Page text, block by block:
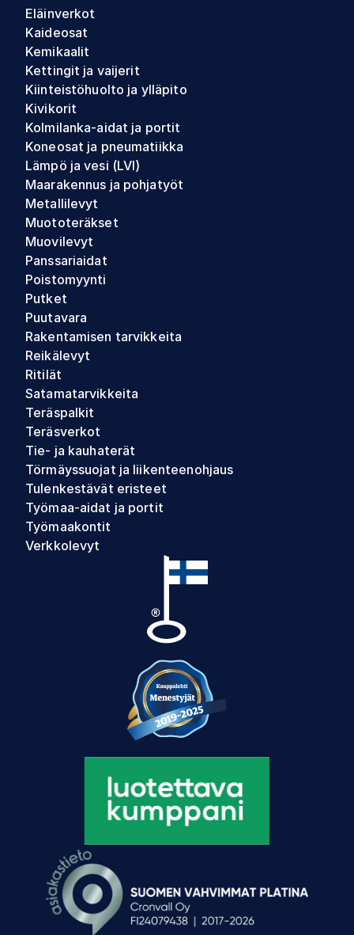
Eläinverkot
Kaideosat
Kemikaalit
Kettingit ja vaijerit
Kiinteistöhuolto ja ylläpito
Kivikorit
Kolmilanka-aidat ja portit
Koneosat ja pneumatiikka
Lämpö ja vesi (LVI)
Maarakennus ja pohjatyöt
Metallilevyt
Muototeräkset
Muovilevyt
Panssariaidat
Poistomyynti
Putket
Puutavara
Rakentamisen tarvikkeita
Reikälevyt
Ritilät
Satamatarvikkeita
Teräspalkit
Teräsverkot
Tie- ja kauhaterät
Törmäyssuojat ja liikenteenohjaus
Tulenkestävät eristeet
Työmaa-aidat ja portit
Työmaakontit
Verkkolevyt